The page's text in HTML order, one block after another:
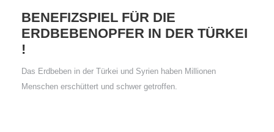
BENEFIZSPIEL FÜR DIE
ERDBEBENOPFER IN DER TÜRKEI
!
Das Erdbeben in der Türkei und Syrien haben Millionen
Menschen erschüttert und schwer getroffen.